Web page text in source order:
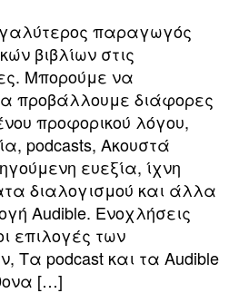
a
o
o
r
&
Μετατροπή
ακουστικών
βιβλίων,
Podcast
και
πρωτότυπα
παραγωγός
βιβλίων στις
Μπορούμε να
προβάλλουμε διάφορες
προφορικού λόγου,
podcasts, Ακουστά
ευεξία, ίχνη
διαλογισμού και άλλα
Audible. Ενοχλήσεις
επιλογές των
Τα podcast και τα Audible
[…]